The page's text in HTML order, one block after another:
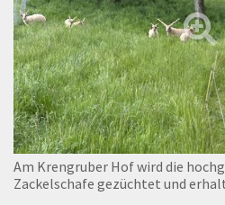
Am Krengruber Hof wird die
Zackelschafe gezüchtet und